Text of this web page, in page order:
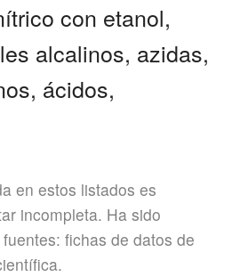
con etanol,
alcalinos, azidas,
ácidos,
en estos listados es
incompleta. Ha sido
fichas de datos de